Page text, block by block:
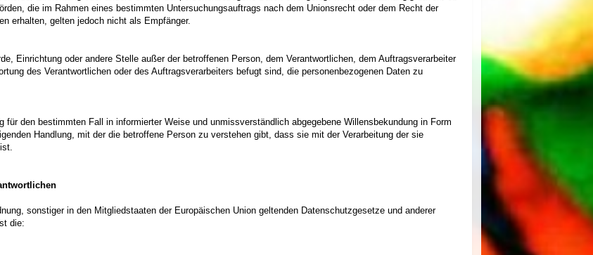
die im Rahmen eines bestimmten Untersuchungsauftrags nach dem Unionsrecht oder dem Recht der
erhalten, gelten jedoch nicht als Empfänger.
Einrichtung oder andere Stelle außer der betroffenen Person, dem Verantwortlichen, dem Auftragsverarbeiter
des Verantwortlichen oder des Auftragsverarbeiters befugt sind, die personenbezogenen Daten zu
für den bestimmten Fall in informierter Weise und unmissverständlich abgegebene Willensbekundung in Form
Handlung, mit der die betroffene Person zu verstehen gibt, dass sie mit der Verarbeitung der sie
sonstiger in den Mitgliedstaaten der Europäischen Union geltenden Datenschutzgesetze und anderer
die: